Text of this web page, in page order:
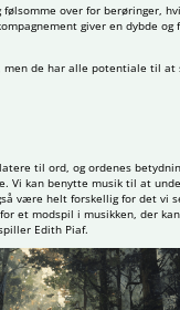
over for berøringer,
giver en dybde
de har alle potentiale til
til ord, og ordenes
Vi kan benytte musik til at
være helt forskellig for det vi
et modspil i musikken, der
Edith Piaf.